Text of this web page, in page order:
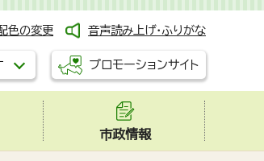
色の変更 音声読み上げ・ふりがな
プロモーションサイト
市政情報